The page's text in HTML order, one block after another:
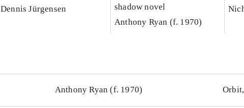
Dennis Jürgensen
shadow novel
Anthony Ryan (f. 1970)
Anthony Ryan (f. 1970)